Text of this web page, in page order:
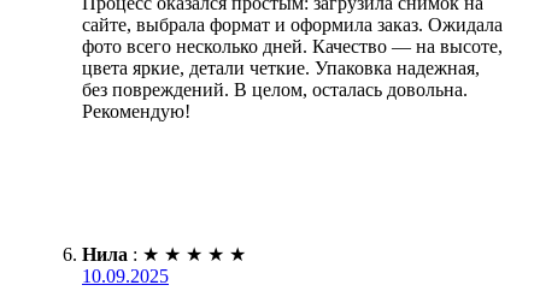
сайте, выбрала формат и оформила заказ. Ожидала
фото всего несколько дней. Качество — на высоте,
цвета яркие, детали четкие. Упаковка надежная,
без повреждений. В целом, осталась довольна.
Рекомендую!
Нила : ★ ★ ★ ★ ★
10.09.2025